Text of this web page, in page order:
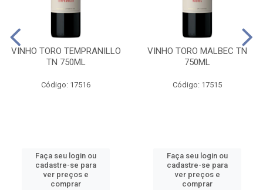
VINHO TORO TEMPRANILLO
TN 750ML
Código: 17516
Faça seu login ou
cadastre-se para
ver preços e
comprar
VINHO TORO MALBEC TN
750ML
Código: 17515
Faça seu login ou
cadastre-se para
ver preços e
comprar